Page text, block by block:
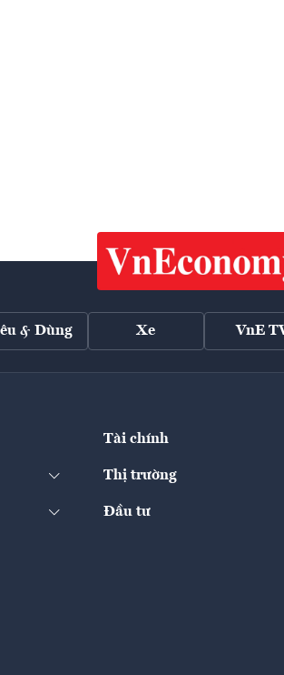
& Dùng Xe VnE
Tài chính
Thị trường
Đầu tư